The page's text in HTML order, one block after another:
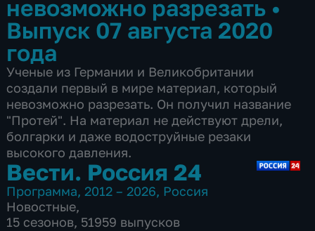
невозможно разрезать •
Выпуск 07 августа 2020
года
Ученые из Германии и Великобритании
создали первый в мире материал, который
невозможно разрезать. Он получил название
"Протей". На материал не действуют дрели,
болгарки и даже водоструйные резаки
высокого давления.
Вести. Россия 24
Программа, 2012 – 2026, Россия
Новостные,
15 сезонов, 51959 выпусков